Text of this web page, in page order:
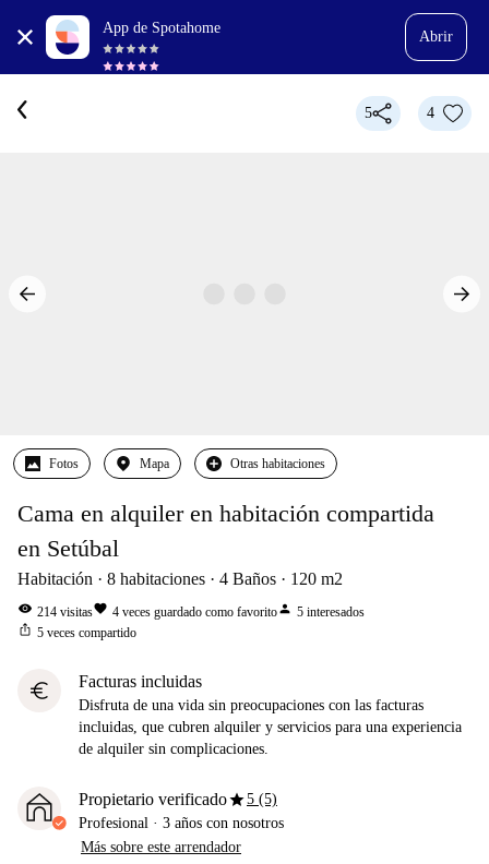
App de Spotahome
Abrir
5 4
Fotos Mapa Otras habitaciones
Cama en alquiler en habitación compartida
en Setúbal
Habitación 8 habitaciones 4 Baños 120 m2
visibility 214 visitasfavorite 4 veces guardado como favoritoperson 5 interesados
ios_share 5 veces compartido
euro Facturas incluidas
Disfruta de una vida sin preocupaciones con las facturas
incluidas, que cubren alquiler y servicios para una experiencia
de alquiler sin complicaciones.
Propietario verificadostar5 (5)
Profesional · 3 años con nosotros
Más sobre este arrendador